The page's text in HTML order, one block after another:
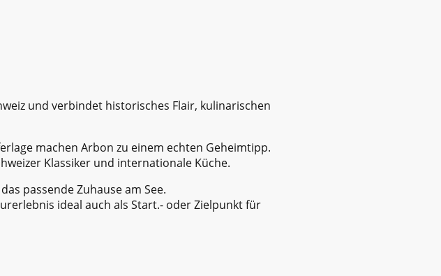
und verbindet historisches Flair, kulinarischen
machen Arbon zu einem echten Geheimtipp.
Klassiker und internationale Küche.
passende Zuhause am See.
ideal auch als Start.- oder Zielpunkt für